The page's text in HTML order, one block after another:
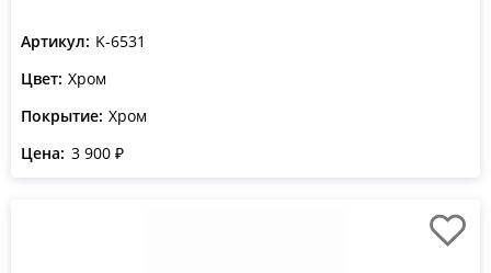
Артикул: K-6531
Цвет: Хром
Покрытие: Хром
Цена: 3 900 ₽